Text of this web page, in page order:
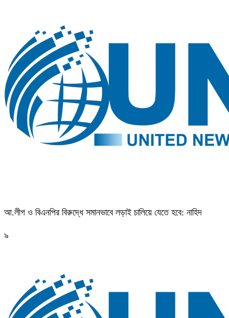
আ.লীগ ও বিএনপির বিরুদ্ধে সমানভাবে লড়াই চালিয়ে যেতে হবে: নাহিদ
৯